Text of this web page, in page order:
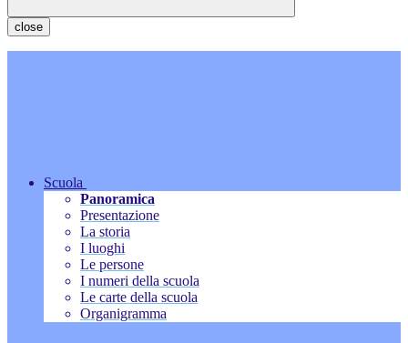
close
Scuola
Panoramica
Presentazione
La storia
I luoghi
Le persone
I numeri della scuola
Le carte della scuola
Organigramma